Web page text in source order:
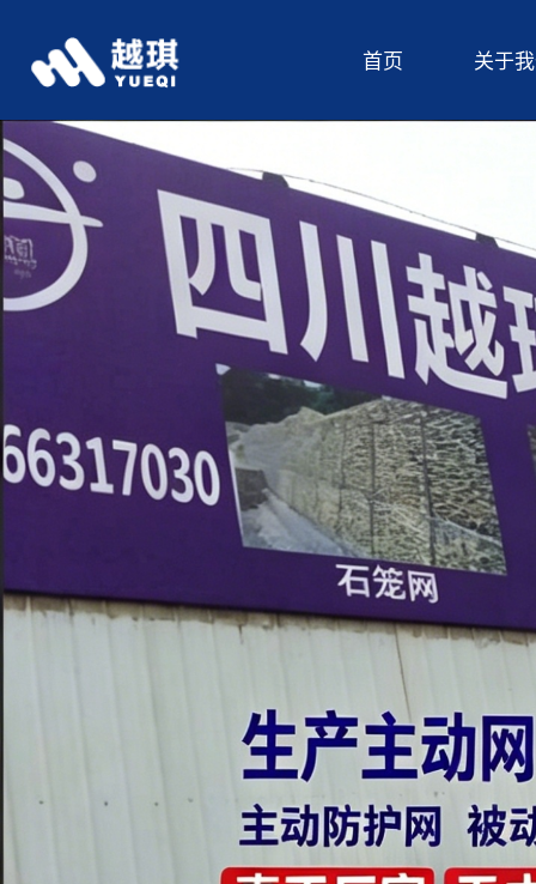
首页 关于